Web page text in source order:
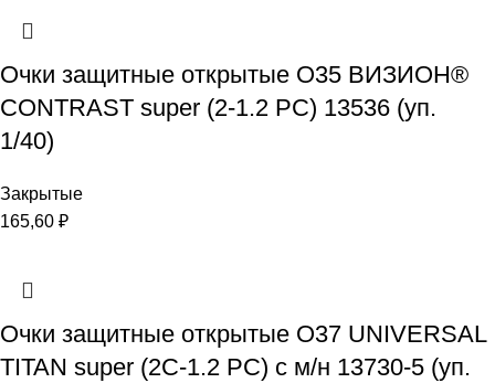
Очки защитные открытые О35 ВИЗИОН®
CONTRAST super (2-1.2 PC) 13536 (уп.
1/40)
Закрытые
165,60 ₽
Очки защитные открытые О37 UNIVERSAL
TITAN super (2C-1.2 PC) с м/н 13730-5 (уп.